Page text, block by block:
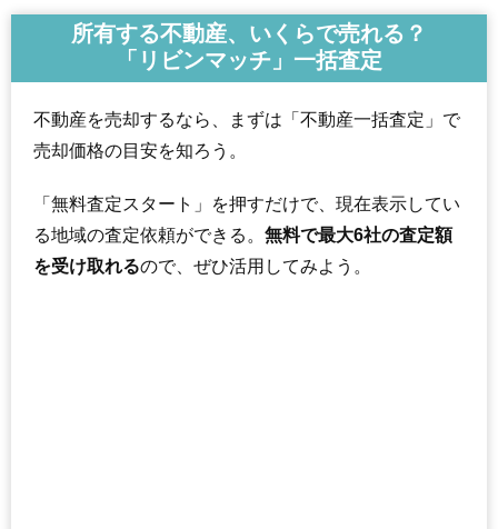
所有する不動産、いくらで売れる？
「リビンマッチ」一括査定
不動産を売却するなら、まずは「不動産一括査定」で
売却価格の目安を知ろう。
「無料査定スタート」を押すだけで、現在表示してい
る地域の査定依頼ができる。 無料で最大6社の査定額
を受け取れるので、ぜひ活用してみよう。